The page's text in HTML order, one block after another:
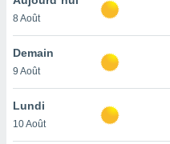
et
»,
au
vous
qu'ils
8 Août
Demain
9 Août
Lundi
10 Août